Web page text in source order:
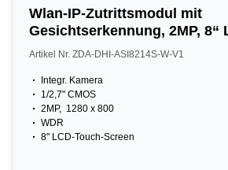
Wlan-IP-Zutrittsmodul mit
Gesichtserkennung, 2MP, 8“
Screen, 13,56 MHz, IP65,
Artikel Nr. ZDA-DHI-ASI8214S-W-V1
Integr. Kamera
1/2,7" CMOS
2MP, 1280 x 800
WDR
8" LCD-Touch-Screen